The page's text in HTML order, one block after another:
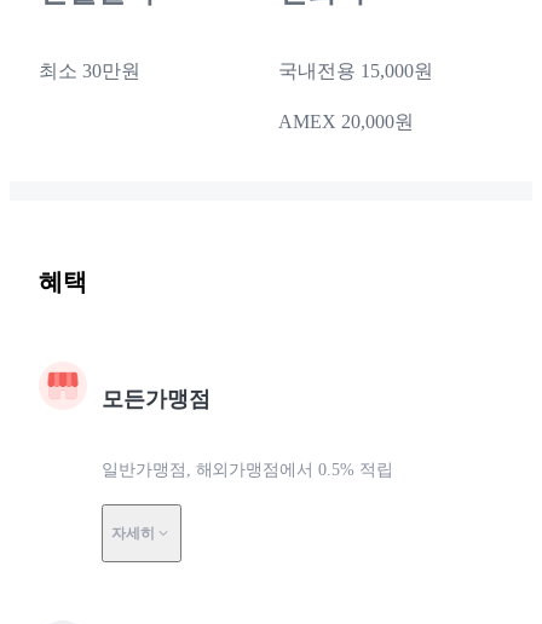
최소 30만원 국내전용 15,000원
AMEX 20,000원
혜택
모든가맹점
일반가맹점, 해외가맹점에서 0.5% 적립
자세히